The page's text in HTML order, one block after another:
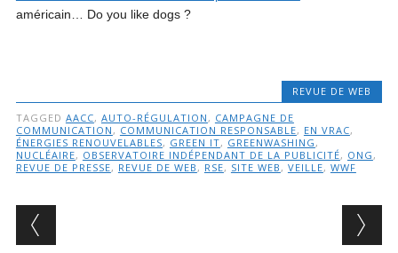
américain… Do you like dogs ?
REVUE DE WEB
TAGGED AACC, AUTO-RÉGULATION , CAMPAGNE DE
COMMUNICATION , COMMUNICATION RESPONSABLE, EN VRAC,
ÉNERGIES RENOUVELABLES, GREEN IT, GREENWASHING ,
NUCLÉAIRE, OBSERVATOIRE INDÉPENDANT DE LA PUBLICITÉ, ONG ,
REVUE DE PRESSE, REVUE DE WEB , RSE, SITE WEB , VEILLE, WWF
Post navigation